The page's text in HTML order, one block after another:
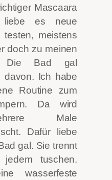
Mascaara
es neue
testen, meistens
doch zu meinen
Die Bad gal
davon. Ich habe
Routine zum
Da wird
Male
Dafür liebe
gal. Sie trennt
tuschen.
wasserfeste